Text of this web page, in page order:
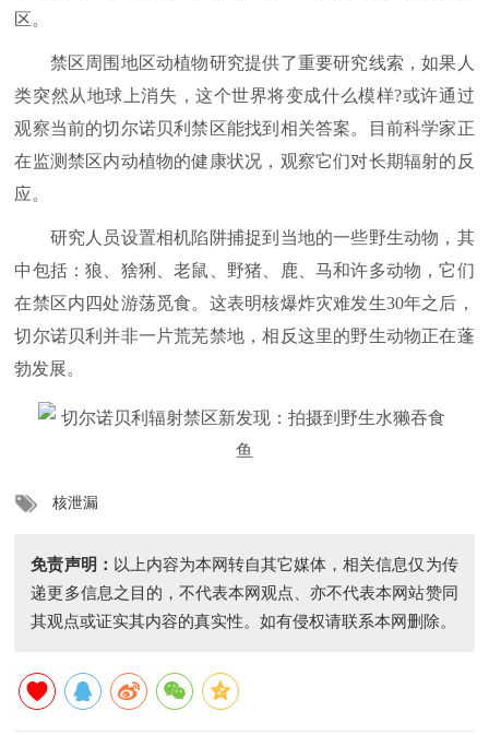
区。
禁区周围地区动植物研究提供了重要研究线索，如果人
类突然从地球上消失，这个世界将变成什么模样?或许通过
观察当前的切尔诺贝利禁区能找到相关答案。目前科学家正
在监测禁区内动植物的健康状况，观察它们对长期辐射的反
应。
研究人员设置相机陷阱捕捉到当地的一些野生动物，其
中包括：狼、猞猁、老鼠、野猪、鹿、马和许多动物，它们
在禁区内四处游荡觅食。这表明核爆炸灾难发生30年之后，
切尔诺贝利并非一片荒芜禁地，相反这里的野生动物正在蓬
勃发展。
核泄漏
免责声明： 以上内容为本网转自其它媒体，相关信息仅为传
递更多信息之目的，不代表本网观点、亦不代表本网站赞同
其观点或证实其内容的真实性。如有侵权请联系本网删除。